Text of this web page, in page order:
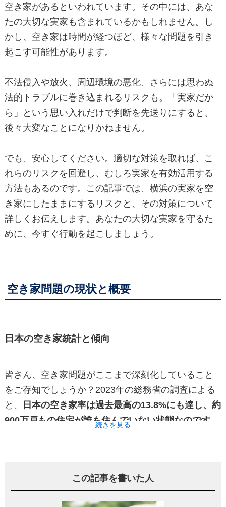
空き家があるといわれています。その中には、あな
たの大切な実家も含まれているかもしれません。し
かし、空き家は時間が経つほど、様々な問題を引き
起こす可能性があります。
不法侵入や放火、周辺環境の悪化、さらには思わぬ
法的トラブルに巻き込まれるリスクも。「実家だか
ら」という思い入れだけで判断を先送りにすると、
後々大変なことになりかねません。
でも、安心してください。適切な対策を取れば、こ
れらのリスクを回避し、むしろ実家を有効活用する
方法もあるのです。この記事では、横浜の実家を空
き家にしたままにするリスクと、その対策について
詳しくお伝えします。あなたの大切な実家を守るた
めに、今すぐ行動を起こしましょう。
空き家問題の現状と概要
日本の空き家統計と傾向
皆さん、空き家問題がここまで深刻化していること
をご存知でしょうか？2023年の総務省の調査による
と、
日本の空き家率は過去最高の13.8%にも達し、約
900万戸もの住宅が誰も住んでいない状態なのです。
特に横浜市では、2018年時点で178,300戸の空き家が
続きを見る
この記事を書いた人